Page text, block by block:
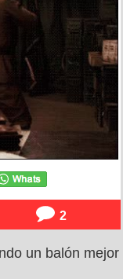
2
un balón mejor